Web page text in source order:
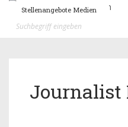
Stellenangebote Medien
Journalist